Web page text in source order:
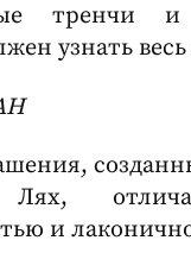
тренчи
узнать
Лях,
и